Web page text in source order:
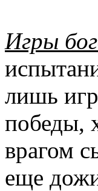
Игры
лишь
победы,
врагом
еще